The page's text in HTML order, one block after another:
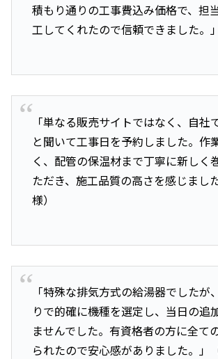
積もり通りの工事費込み価格で、担
工してくれたので信頼できました。
「単なる販売サイトではなく、自社
と聞いて工事日を予約しました。作
く、配管の保温材まで丁寧に新しく
ただき、施工品質の高さを感じまし
様）
「特殊な排気方式の給湯器でしたが
りで的確に機種を選定し、当日の追
ませんでした。有資格者の方に全て
られたので安心感がありました。」